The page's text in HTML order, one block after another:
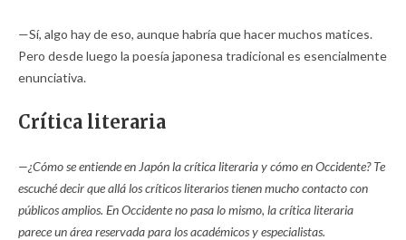
—Sí, algo hay de eso, aunque habría que hacer muchos matices.
Pero desde luego la poesía japonesa tradicional es esencialmente
enunciativa.
Crítica literaria
—¿Cómo se entiende en Japón la crítica literaria y cómo en Occidente? Te
escuché decir que allá los críticos literarios tienen mucho contacto con
públicos amplios. En Occidente no pasa lo mismo, la crítica literaria
parece un área reservada para los académicos y especialistas.